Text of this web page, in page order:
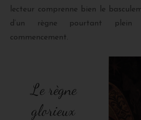
lecteur comprenne bien le
d’un règne pourtant plein
commencement.
Le règne
glorieux